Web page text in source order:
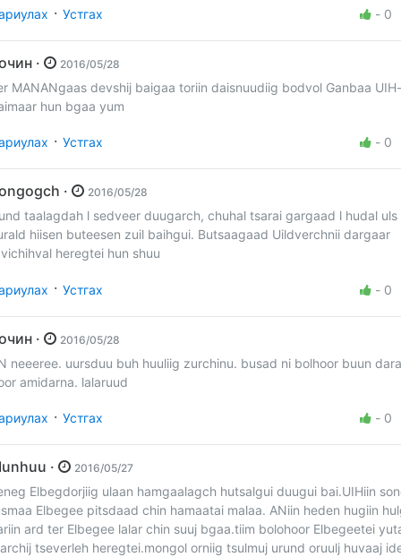
· Устгах - 0
Зочин · 2016/05/28
MANANgaas devshij baigaa toriin daisnuudiig bodvol Ganbaa
hun bgaa yum
· Устгах - 0
Songogch · 2016/05/28
taalagdah l sedveer duugarch, chuhal tsarai gargaad l hudal uls
hiisen buteesen zuil baihgui. Butsaagaad Uildverchnii dargaar
heregtei hun shuu
· Устгах - 0
Зочин · 2016/05/28
neeeree. uursduu buh huuliig zurchinu. busad ni bolhoor buun
amidarna. lalaruud
· Устгах - 0
Munhuu · 2016/05/27
Elbegdorjiig ulaan hamgaalagch hutsalgui duugui bai.UIHiin
Elbegee pitsdaad chin hamaatai malaa. ANiin heden hugiin
ard ter Elbegee lalar chin suuj bgaa.tiim bolohoor Elbegeetei
tseverleh heregtei.mongol orniig tsulmuj urund oruulj huvaaj